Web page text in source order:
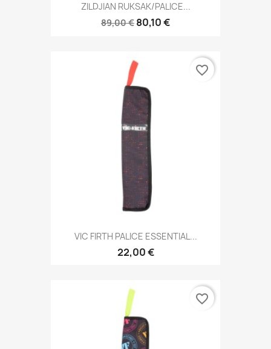
ZILDJIAN RUKSAK/PALICE...
89,00 € 80,10 €
VIC FIRTH PALICE ESSENTIAL...
22,00 €
favorite_border
favorite_border